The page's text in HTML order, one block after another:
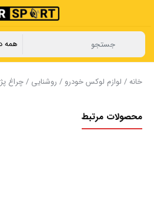
خانه/ لوازم لوکس خودرو / روشنایی / چراغ ‏پژو 405 قرمز دودی
محصولات مرتبط